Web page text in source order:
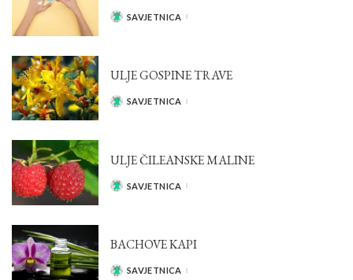
POSTED
SAVJETNICA
ULJE GOSPINE TRAVE
POSTED
SAVJETNICA
ULJE ČILEANSKE MALINE
POSTED
SAVJETNICA
BACHOVE KAPI
POSTED
SAVJETNICA